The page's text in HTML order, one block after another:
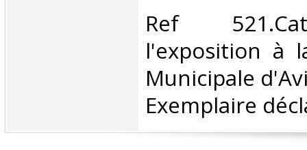
‎Ref
l'exposition à
Municipale
Exemplaire